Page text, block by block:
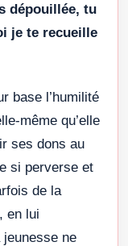
dépouillée, tu
je te recueille
base l’humilité
même qu’elle
ses dons au
si perverse et
de la
en lui
ne